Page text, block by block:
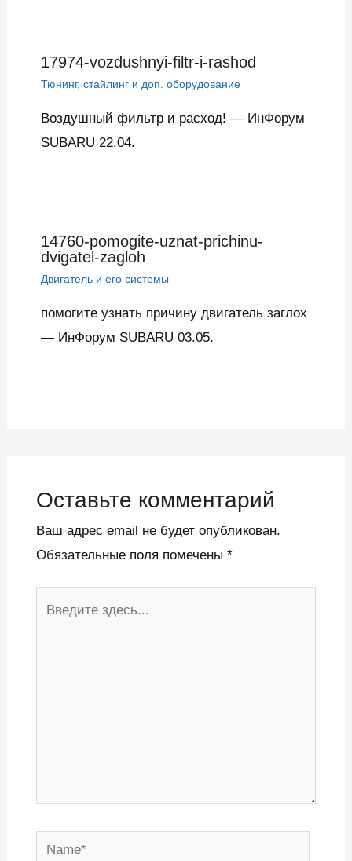
17974-vozdushnyi-filtr-i-rashod
Тюнинг, стайлинг и доп. оборудование
Воздушный фильтр и расход! — ИнФорум
SUBARU 22.04.
14760-pomogite-uznat-prichinu-
dvigatel-zagloh
Двигатель и его системы
помогите узнать причину двигатель заглох
— ИнФорум SUBARU 03.05.
Оставьте комментарий
Ваш адрес email не будет опубликован.
Обязательные поля помечены *
Name*